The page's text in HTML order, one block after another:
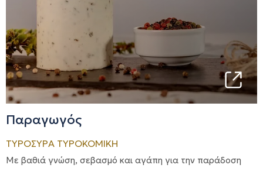
Παραγωγός
ΤΥΡΟΣΥΡΑ ΤΥΡΟΚΟΜΙΚΗ
Με βαθιά γνώση, σεβασμό και αγάπη για την παράδοση